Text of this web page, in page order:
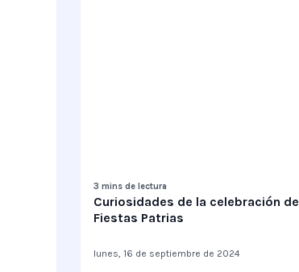
3 mins de lectura
Curiosidades de la celebración de
Fiestas Patrias
lunes, 16 de septiembre de 2024